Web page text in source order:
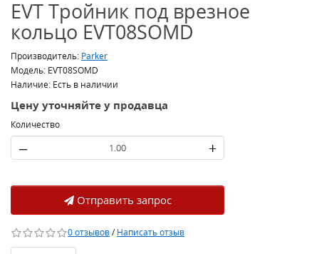
EVT Тройник под врезное
кольцо EVT08SOMD
Производитель: Parker
Модель: EVT08SOMD
Наличие: Есть в наличии
Цену уточняйте у продавца
Количество
– +
Отправить запрос
0 отзывов/Написать отзыв